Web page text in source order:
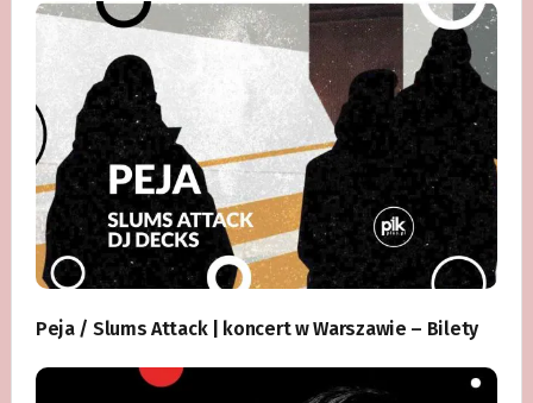
Peja / Slums Attack | koncert w Warszawie – Bilety